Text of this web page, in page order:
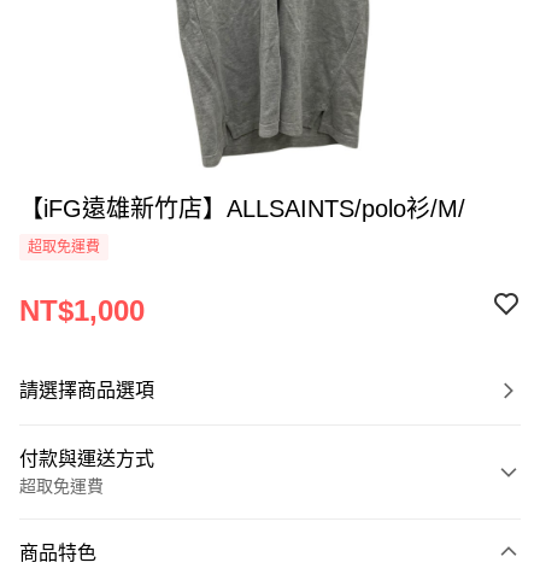
【iFG遠雄新竹店】ALLSAINTS/polo衫/M/
超取免運費
NT$1,000
請選擇商品選項
付款與運送方式
超取免運費
信用卡一次付款
商品特色